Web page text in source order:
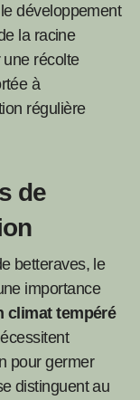
développement
la racine
récolte
à
régulière
de
betteraves, le
importance
climat tempéré
pour germer
distinguent au